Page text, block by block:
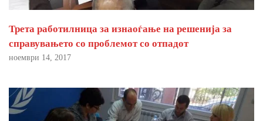
Трета работилница за изнаоѓање на решенија за
справувањето со проблемот со отпадот
ноември 14, 2017